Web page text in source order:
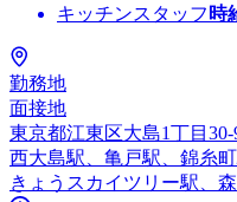
キッチンスタッフ 時
勤務地
面接地
東京都江東区大島1丁目30-
西大島駅、亀戸駅、錦糸
きょうスカイツリー駅、